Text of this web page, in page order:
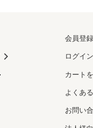
会員登録
ログイ
カート
よくあ
お問い